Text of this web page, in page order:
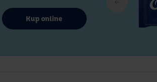
Kup online